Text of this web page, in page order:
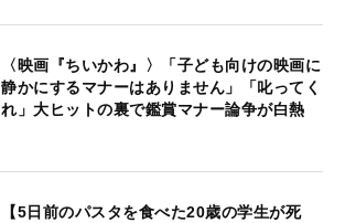
〈映画『ちいかわ』〉「子ども向けの映画に
静かにするマナーはありません」「叱ってく
れ」大ヒットの裏で鑑賞マナー論争が白熱
【5日前のパスタを食べた20歳の学生が死